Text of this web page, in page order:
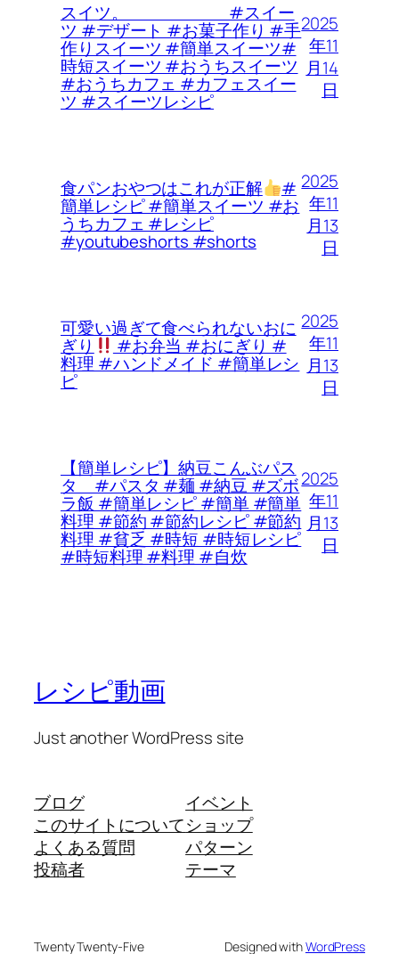
スイツ。 #スイー
ツ #デザート #お菓子作り #手
作りスイーツ #簡単スイーツ#
時短スイーツ #おうちスイーツ
#おうちカフェ #カフェスイー
ツ #スイーツレシピ
2025
年11
月14
日
食パンおやつはこれが正解 #
簡単レシピ #簡単スイーツ #お
うちカフェ #レシピ
#youtubeshorts #shorts
2025
年11
月13
日
可愛い過ぎて食べられないおに
ぎり #お弁当 #おにぎり #
料理 #ハンドメイド #簡単レシ
ピ
2025
年11
月13
日
【簡単レシピ】納豆こんぶパス
タ #パスタ #麺 #納豆 #ズボ
ラ飯 #簡単レシピ #簡単 #簡単
料理 #節約 #節約レシピ #節約
料理 #貧乏 #時短 #時短レシピ
#時短料理 #料理 #自炊
2025
年11
月13
日
レシピ動画
Just another WordPress site
ブログ
このサイトについて
よくある質問
投稿者
イベント
ショップ
パターン
テーマ
Twenty Twenty-Five Designed withWordPress